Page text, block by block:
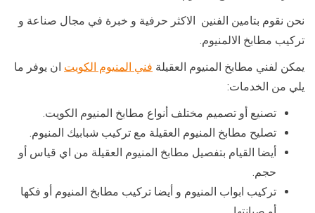
نحن نقوم بتامين الفنين الاكثر حرفية و خبرة في مجال صناعة و
تركيب مطابخ الالمنيوم.
يمكن لفني مطابخ المنيوم العقيلة فني المنيوم الكويت ان يوفر ما
يلي من الخدمات:
تصنيع أو تصميم مختلف أنواع مطابخ المنيوم الكويت.
تصليح مطابخ المنيوم العقيلة مع تركيب شبابيك المنيوم.
أيضا القيام بتفصيل مطابخ المنيوم العقيلة من اي قياس أو
حجم.
تركيب ابواب المنيوم و أيضا تركيب مطابخ المنيوم أو فكها